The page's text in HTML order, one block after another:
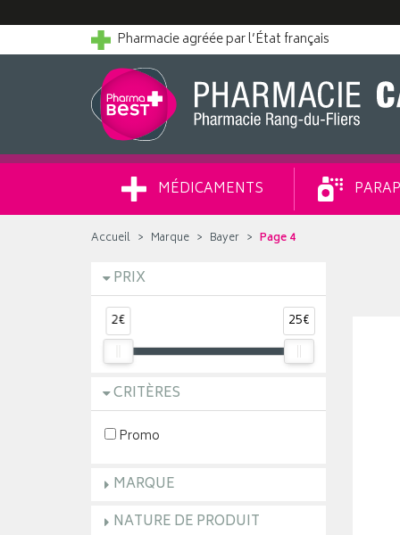
Pharmacie agréée par l’État français
MÉDICAMENTS
Accueil Marque Bayer Page 4
PRIX
2€ 25€
CRITÈRES
Promo
MARQUE
NATURE DE PRODUIT